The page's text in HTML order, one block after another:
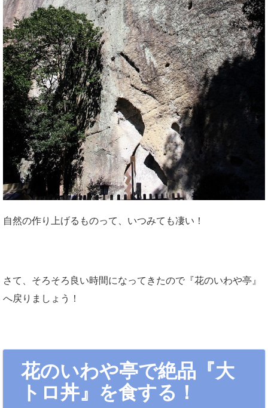
自然の作り上げるものって、いつみても凄い！
さて、そろそろ良い時間になってきたので『花のいわや亭』
へ戻りましょう！
花のいわや亭で絶品『大
トロ丼』を食する！